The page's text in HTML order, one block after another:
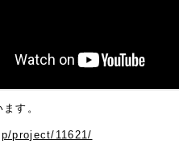
す。
project/11621/